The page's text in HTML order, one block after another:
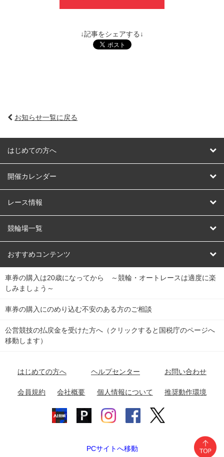
↓記事をシェアする↓
お知らせ一覧に戻る
はじめての方へ
はじめての方へ
開催カレンダー
競輪
オートレース
競輪くじ
Dokanto!
チャリロトプラザ
レース情報
レース予想
レース結果
キャリーオーバー一覧
競輪場一覧
北日本 函館競輪場
関
東
弥彦競輪場 前橋競輪場 取手競輪場 宇都宮競輪場
関
東
小田原競輪場
名古屋競輪場 岐阜競輪場 大垣競輪場 豊橋競輪場
富山競輪場 松阪競輪場 四日市競輪場
福井競輪場 奈良競輪場 向日町競輪場
おすすめコンテンツ
競輪選手情報
Perfecta Navi
netkeirin
車券の購入は20歳になってから ～競輪・オートレースは適度に楽
しみましょう～
車券の購入にのめり込む不安のある方のご相談
公営競技の払戻金を受けた方へ（クリックすると国税庁のページへ
移動します）
はじめての方へ ヘルプセンター お問い合わせ
会員規約 会社概要 個人情報について 推奨動作環境
PCサイトへ移動